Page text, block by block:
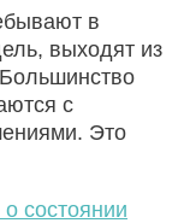
в
выходят из
с
Это
состоянии